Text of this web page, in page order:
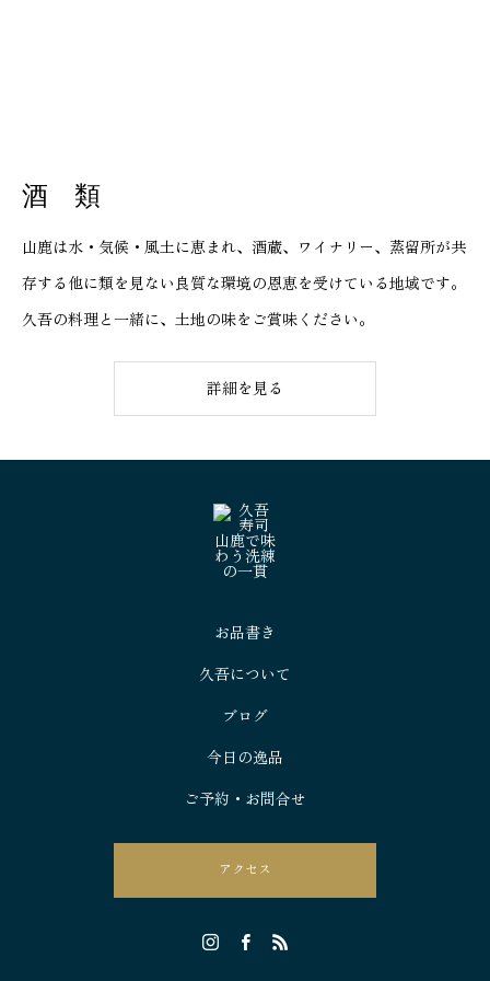
酒 類
山鹿は水・気候・風土に恵まれ、酒蔵、ワイナリー、蒸留所が共
存する他に類を見ない良質な環境の恩恵を受けている地域です。
久吾の料理と一緒に、土地の味をご賞味ください。
詳細を見る
お品書き
久吾について
ブログ
今日の逸品
ご予約・お問合せ
アクセス